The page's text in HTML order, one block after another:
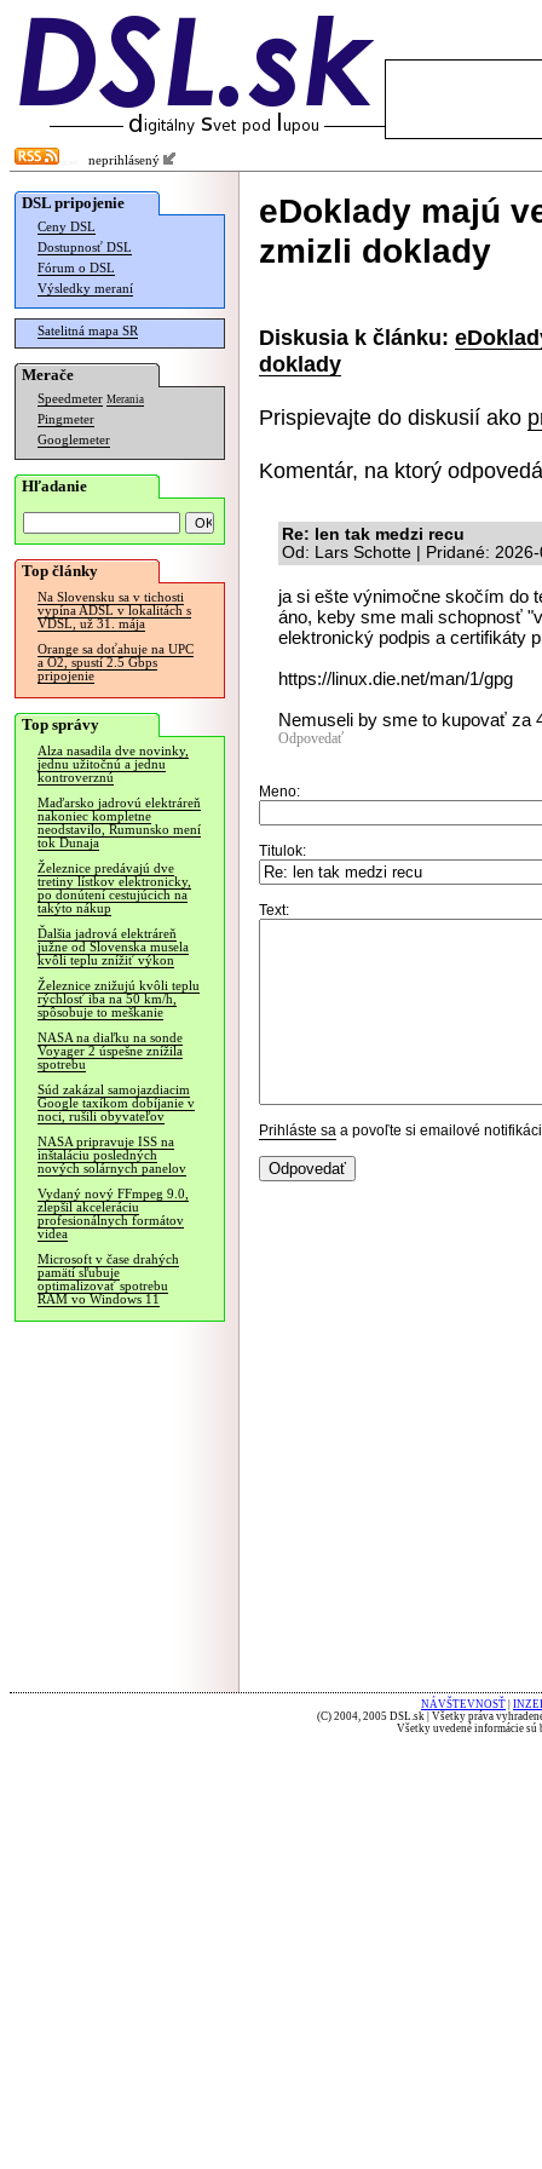
neprihlásený
DSL pripojenie
Ceny DSL
Dostupnosť DSL
Fórum o DSL
Výsledky meraní
Satelitná mapa SR
Merače
Speedmeter Merania
Pingmeter
Googlemeter
Hľadanie
Top články
Na Slovensku sa v tichosti
vypína ADSL v lokalitách s
VDSL, už 31. mája
Orange sa doťahuje na UPC
a O2, spustí 2.5 Gbps
pripojenie
Top správy
Alza nasadila dve novinky,
jednu užitočnú a jednu
kontroverznú
Maďarsko jadrovú elektráreň
nakoniec kompletne
neodstavilo, Rumunsko mení
tok Dunaja
Železnice predávajú dve
tretiny lístkov elektronicky,
po donútení cestujúcich na
takýto nákup
Ďalšia jadrová elektráreň
južne od Slovenska musela
kvôli teplu znížiť výkon
Železnice znižujú kvôli teplu
rýchlosť iba na 50 km/h,
spôsobuje to meškanie
NASA na diaľku na sonde
Voyager 2 úspešne znížila
spotrebu
Súd zakázal samojazdiacim
Google taxíkom dobíjanie v
noci, rušili obyvateľov
NASA pripravuje ISS na
inštaláciu posledných
nových solárnych panelov
Vydaný nový FFmpeg 9.0,
zlepšil akceleráciu
profesionálnych formátov
videa
Microsoft v čase drahých
pamätí sľubuje
optimalizovať spotrebu
RAM vo Windows 11
eDoklady majú
zmizli doklady
Diskusia k článku:
doklady
Prispievajte do diskusií ako
Komentár, na ktorý
Re: len tak medzi recu
Od: Lars Schotte | Pridané:
ja si ešte výnimočne skočím do
áno, keby sme mali schopnosť
elektronický podpis a certifikáty
https://linux.die.net/man/1/gpg
Nemuseli by sme to kupovať za
Odpovedať
Meno:
Titulok:
Text:
Prihláste sa a povoľte si emailové
NÁVŠTEVNOSŤ
(C) 2004, 2005 DSL.sk | Všetky práva
Všetky uvedené informácie sú